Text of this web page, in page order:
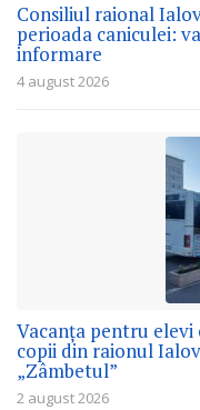
Consiliul raional
perioada caniculei:
informare
4 august 2026
Vacanța pentru
copii din raionul
„Zâmbetul”
2 august 2026